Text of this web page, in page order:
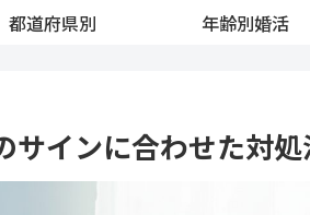
都道府県別 年齢別婚活
インに合わせた対処